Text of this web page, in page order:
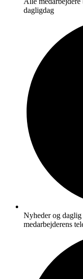
dagligdag
Nyheder og
medarbejderens